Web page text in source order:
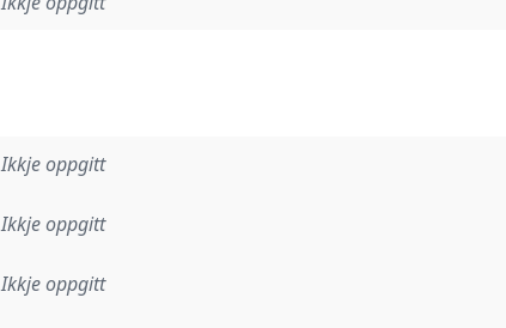
Ikkje oppgitt
Ikkje oppgitt
Ikkje oppgitt